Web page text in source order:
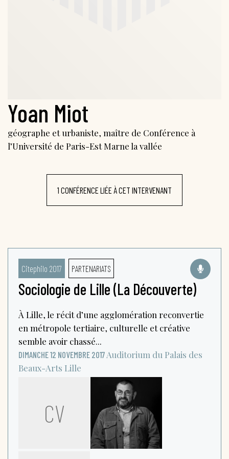
Yoan Miot
géographe et urbaniste, maître de Conférence à
l’Université de Paris-Est Marne la vallée
1 CONFÉRENCE LIÉE À CET INTERVENANT
Citephilo 2017 PARTENARIATS
Sociologie de Lille (La Découverte)
À Lille, le récit d’une agglomération reconvertie
en métropole tertiaire, culturelle et créative
semble avoir chassé...
DIMANCHE 12 NOVEMBRE 2017 Auditorium du Palais des
Beaux-Arts Lille
CV